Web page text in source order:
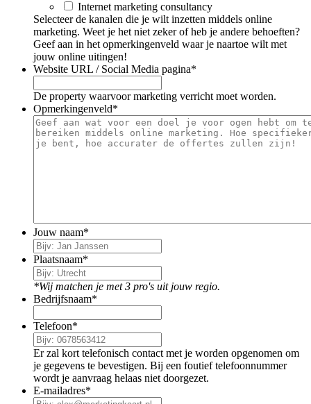
Internet marketing consultancy
Selecteer de kanalen die je wilt inzetten middels online
marketing. Weet je het niet zeker of heb je andere behoeften?
Geef aan in het opmerkingenveld waar je naartoe wilt met
jouw online uitingen!
Website URL / Social Media pagina*
De property waarvoor marketing verricht moet worden.
Opmerkingenveld*
Jouw naam*
Plaatsnaam*
*Wij matchen je met 3 pro's uit jouw regio.
Bedrijfsnaam*
Telefoon*
Er zal kort telefonisch contact met je worden opgenomen om
je gegevens te bevestigen. Bij een foutief telefoonnummer
wordt je aanvraag helaas niet doorgezet.
E-mailadres*